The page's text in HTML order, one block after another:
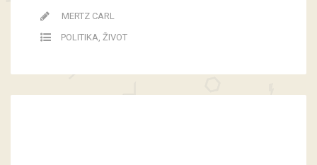
MERTZ CARL
POLITIKA, ŽIVOT